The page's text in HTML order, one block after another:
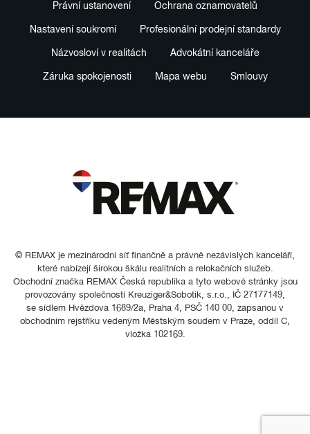
Právní ustanovení Ochrana oznamovatelů
Nastavení soukromí Profesionální prodejní standardy
Názvosloví v realitách Advokátní kanceláře
Záruka spokojenosti Mapa webu Smlouvy
© REMAX je mezinárodní síť finančně a právně nezávislých kanceláří,
které nabízejí širokou škálu realitních a relokačních služeb.
Obchodní značka REMAX Česká republika a tyto webové stránky jsou
provozovány společností Kreuziger&Sobotik, s.r.o., IČ 27177149,
se sídlem Hvězdova 1689/2a, Praha 4, PSČ 140 00, zapsanou v
obchodním rejstříku vedeným Městským soudem v Praze, oddíl C,
vložka 102169.